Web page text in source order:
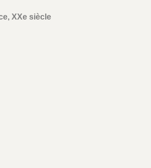
XXe siècle